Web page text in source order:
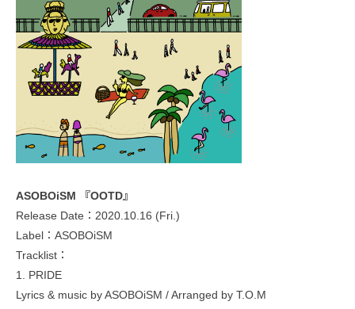
ASOBOiSM 『OOTD』
Release Date：2020.10.16 (Fri.)
Label：ASOBOiSM
Tracklist：
1. PRIDE
Lyrics & music by ASOBOiSM / Arranged by T.O.M